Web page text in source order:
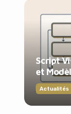
Script
et
Actualités